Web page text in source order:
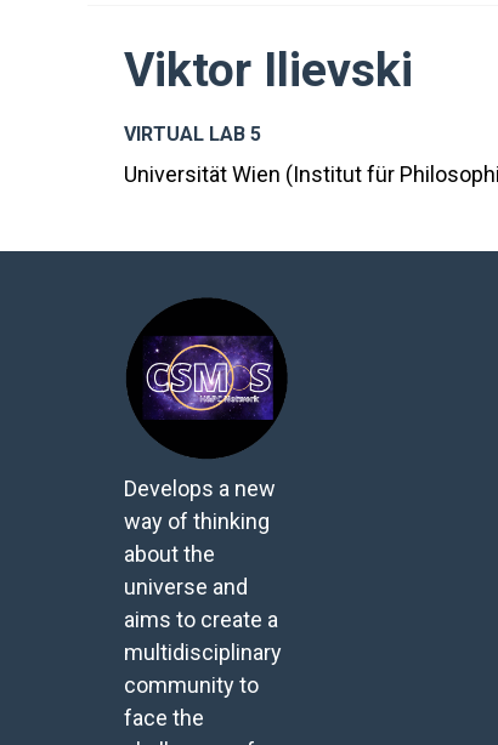
Viktor Ilievski
VIRTUAL LAB 5
Universität Wien (Institut für
Develops a new
way of thinking
about the
universe and
aims to create a
multidisciplinary
community to
face the